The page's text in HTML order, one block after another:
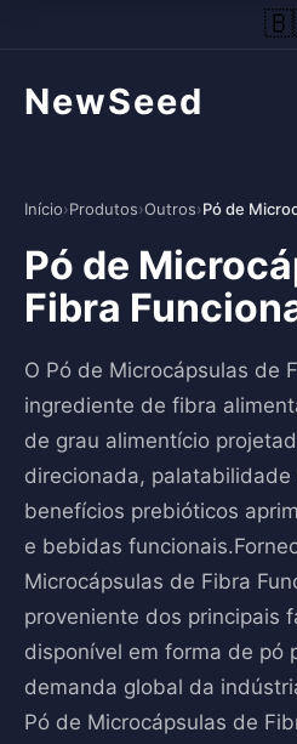
NewSeed
Início›Produtos›Outros›Pó de
Pó de
Fibra
O Pó de Microcápsulas de
ingrediente de fibra
de grau alimentício
direcionada, palatabilidade
benefícios prebióticos
e bebidas
Microcápsulas de Fibra
proveniente dos principais
disponível em forma de pó
demanda global da
Pó de Microcápsulas de